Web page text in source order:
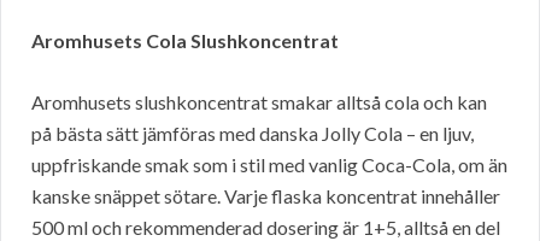
Aromhusets Cola Slushkoncentrat
Aromhusets slushkoncentrat smakar alltså cola och kan
på bästa sätt jämföras med danska Jolly Cola – en ljuv,
uppfriskande smak som i stil med vanlig Coca-Cola, om än
kanske snäppet sötare. Varje flaska koncentrat innehåller
500 ml och rekommenderad dosering är 1+5, alltså en del